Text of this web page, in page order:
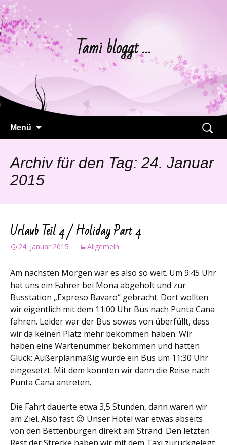
Tami bloggt …
Menü
Suchen
nach:
Archiv für den Tag: 24. Januar
2015
Urlaub Teil 4 / Holiday Part 4
24. Januar 2015 Allgemein
Am nächsten Morgen war es also so weit. Um 9:45 Uhr
hat uns ein Fahrer bei Mona abgeholt und zur
Busstation „Expreso Bavaro“ gebracht. Dort wollten
wir eigentlich mit dem 11:00 Uhr Bus nach Punta Cana
fahren. Leider war der Bus sowas von überfüllt, dass
wir da keinen Platz mehr bekommen haben. Wir
haben eine Wartenummer bekommen und hatten
Glück: Außerplanmäßig wurde ein Bus um 11:30 Uhr
eingesetzt. Mit dem konnten wir dann die Reise nach
Punta Cana antreten.
Die Fahrt dauerte etwa 3,5 Stunden, dann waren wir
am Ziel. Also fast 😉 Unser Hotel war etwas abseits
von den Bettenburgen direkt am Strand. Den letzten